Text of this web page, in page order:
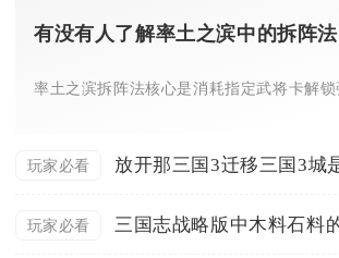
有没有人了解率土之滨中的拆阵法
玩家必看
玩家必看